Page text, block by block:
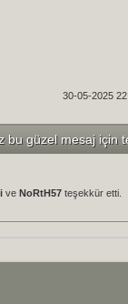
30-05-2025
bu güzel mesaj için
ve NoRtH57 teşekkür etti.